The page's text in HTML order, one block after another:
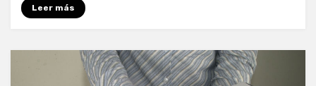
Leer más